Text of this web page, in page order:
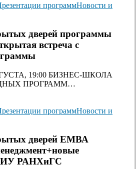
программНовости и
дверей программы
встреча с
19:00 БИЗНЕС-ШКОЛА
ПРОГРАММ…
программНовости и
дверей ЕМВА
ИУ РАНХиГС